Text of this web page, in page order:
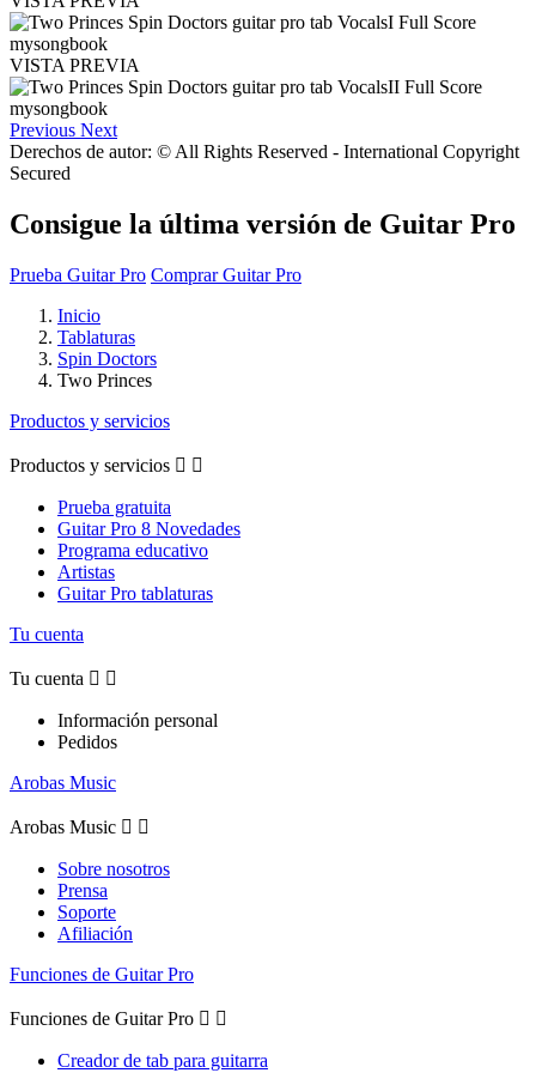
VISTA PREVIA
Previous Next
Derechos de autor: © All Rights Reserved - International Copyright
Secured
Consigue la última versión de Guitar Pro
Prueba Guitar Pro Comprar Guitar Pro
Inicio
Tablaturas
Spin Doctors
Two Princes
Productos y servicios
Productos y servicios  
Prueba gratuita
Guitar Pro 8 Novedades
Programa educativo
Artistas
Guitar Pro tablaturas
Tu cuenta
Tu cuenta  
Información personal
Pedidos
Arobas Music
Arobas Music  
Sobre nosotros
Prensa
Soporte
Afiliación
Funciones de Guitar Pro
Funciones de Guitar Pro  
Creador de tab para guitarra